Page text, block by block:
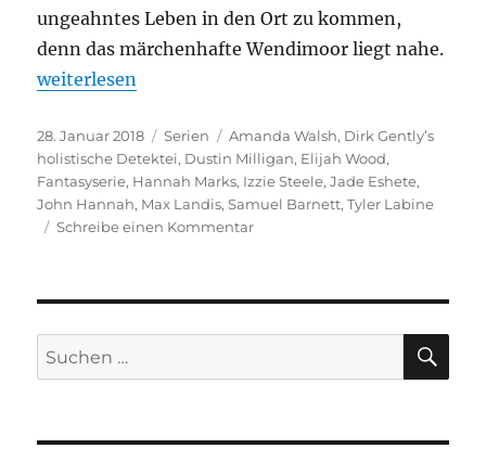
ungeahntes Leben in den Ort zu kommen,
denn das märchenhafte Wendimoor liegt nahe.
„Dirk Gently’s holitischer Detektei – 2. Staffel“
weiterlesen
Veröffentlicht
am
28. Januar 2018 Kategorien
Serien Schlagwörter
Amanda Walsh, Dirk Gently’s
holistische Detektei, Dustin Milligan, Elijah Wood,
Fantasyserie, Hannah Marks, Izzie Steele,Jade Eshete,
John Hannah, Max Landis,Samuel Barnett,Tyler Labine
Schreibe einen Kommentarzu
–
Staffel
Suchen
nach: